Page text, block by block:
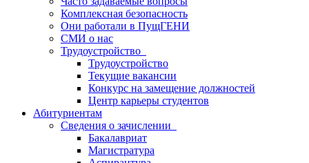
Комплексная безопасность
Они работали в ПущГЕНИ
СМИ о нас
Трудоустройство
Трудоустройство
Текущие вакансии
Конкурс на замещение должностей
Центр карьеры студентов
Абитуриентам
Сведения о зачислении
Бакалавриат
Магистратура